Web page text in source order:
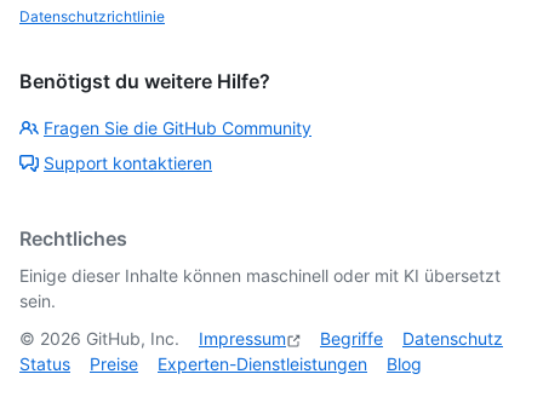
Datenschutzrichtlinie
Benötigst du weitere Hilfe?
Fragen Sie die GitHub Community
Support kontaktieren
Rechtliches
Einige dieser Inhalte können maschinell oder mit KI übersetzt
sein.
© 2026 GitHub, Inc. Impressum Begriffe
Datenschutz
Status
Preise Experten-Dienstleistungen Blog